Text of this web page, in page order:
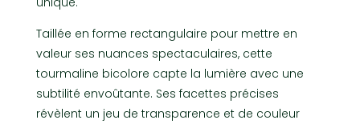
Taillée en forme rectangulaire pour mettre en
valeur ses nuances spectaculaires, cette
tourmaline bicolore capte la lumière avec une
subtilité envoûtante. Ses facettes précises
révèlent un jeu de transparence et de couleur